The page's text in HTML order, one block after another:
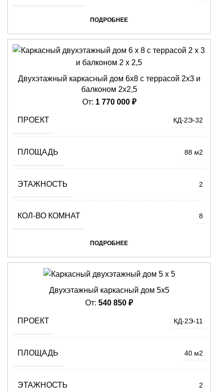
ПОДРОБНЕЕ
Двухэтажный каркасный дом 6х8 с террасой 2х3 и
балконом 2х2,5
От: 1 770 000 ₽
ПРОЕКТ КД-2Э-32
ПЛОЩАДЬ 88 м2
ЭТАЖНОСТЬ 2
КОЛ-ВО КОМНАТ 8
ПОДРОБНЕЕ
Двухэтажный каркасный дом 5х5
От: 540 850 ₽
ПРОЕКТ КД-2Э-11
ПЛОЩАДЬ 40 м2
ЭТАЖНОСТЬ 2